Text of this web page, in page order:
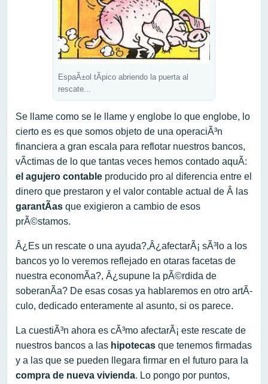
EspaÃ±ol tÃ­pico abriendo la puerta al
rescate...
Se llame como se le llame y englobe lo que englobe, lo
cierto es es que somos objeto de una operaciÃ³n
financiera a gran escala para reflotar nuestros bancos,
vÃ­ctimas de lo que tantas veces hemos contado aquÃ­:
el agujero contable producido pro al diferencia entre el
dinero que prestaron y el valor contable actual de Â las
garantÃ­as que exigieron a cambio de esos
prÃ©stamos.
Â¿Es un rescate o una ayuda?,Â¿afectarÃ¡ sÃ³lo a los
bancos yo lo veremos reflejado en otaras facetas de
nuestra economÃ­a?, Â¿supune la pÃ©rdida de
soberanÃ­a? De esas cosas ya hablaremos en otro artÃ­
culo, dedicado enteramente al asunto, si os parece.
La cuestiÃ³n ahora es cÃ³mo afectarÃ¡ este rescate de
nuestros bancos a las hipotecas que tenemos firmadas
y a las que se pueden llegara firmar en el futuro para la
compra de nueva vivienda. Lo pongo por puntos,